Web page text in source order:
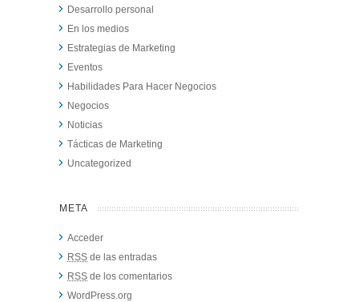
Desarrollo personal
En los medios
Estrategias de Marketing
Eventos
Habilidades Para Hacer Negocios
Negocios
Noticias
Tácticas de Marketing
Uncategorized
META
Acceder
RSS de las entradas
RSS de los comentarios
WordPress.org